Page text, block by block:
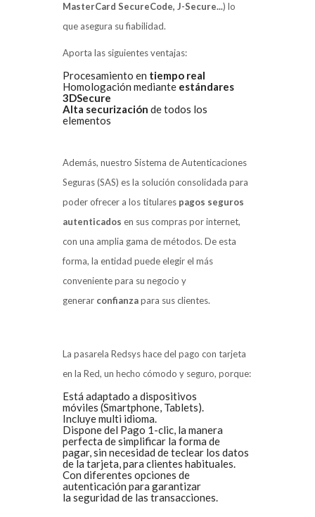
MasterCard SecureCode, J-Secure...) lo
que asegura su fiabilidad.
Aporta las siguientes ventajas:
Procesamiento en tiempo real
Homologación mediante estándares
3DSecure
Alta securización de todos los
elementos
Además, nuestro Sistema de Autenticaciones
Seguras (SAS) es la solución consolidada para
poder ofrecer a los titulares pagos seguros
autenticados en sus compras por internet,
con una amplia gama de métodos. De esta
forma, la entidad puede elegir el más
conveniente para su negocio y
generar confianzapara sus clientes.
La pasarela Redsys hace del pago con tarjeta
en la Red, un hecho cómodo y seguro, porque:
Está adaptado a dispositivos
móviles (Smartphone, Tablets).
Incluye multi idioma.
Dispone del Pago 1-clic, la manera
perfecta de simplificar la forma de
pagar, sin necesidad de teclear los datos
de la tarjeta, para clientes habituales.
Con diferentes opciones de
autenticación para garantizar
la seguridad de las transacciones.